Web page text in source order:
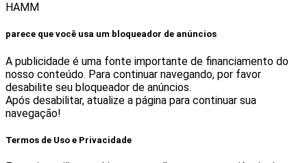
HAMM
parece que você usa um bloqueador de anúncios
A publicidade é uma fonte importante de financiamento do
nosso conteúdo. Para continuar navegando, por favor
desabilite seu bloqueador de anúncios.
Após desabilitar, atualize a página para continuar sua
navegação!
Termos de Uso e Privacidade